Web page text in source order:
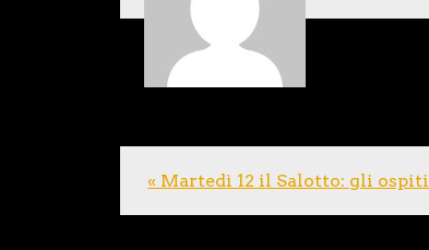
« Martedì 12 il Salotto: gli ospiti